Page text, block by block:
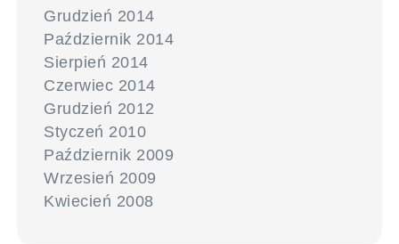
Grudzień 2014
Październik 2014
Sierpień 2014
Czerwiec 2014
Grudzień 2012
Styczeń 2010
Październik 2009
Wrzesień 2009
Kwiecień 2008